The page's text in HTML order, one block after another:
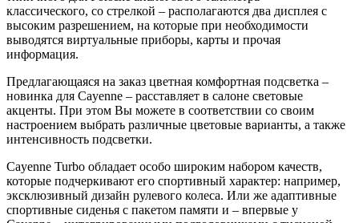
классического, со стрелкой – располагаются два дисплея с
высоким разрешением, на которые при необходимости
выводятся виртуальные приборы, карты и прочая
информация.
Предлагающаяся на заказ цветная комфортная подсветка –
новинка для Cayenne – расставляет в салоне световые
акценты. При этом Вы можете в соответствии со своим
настроением выбрать различные цветовые варианты, а также
интенсивность подсветки.
Cayenne Turbo обладает особо широким набором качеств,
которые подчеркивают его спортивный характер: например,
эксклюзивный дизайн рулевого колеса. Или же адаптивные
спортивные сиденья с пакетом памяти и – впервые у